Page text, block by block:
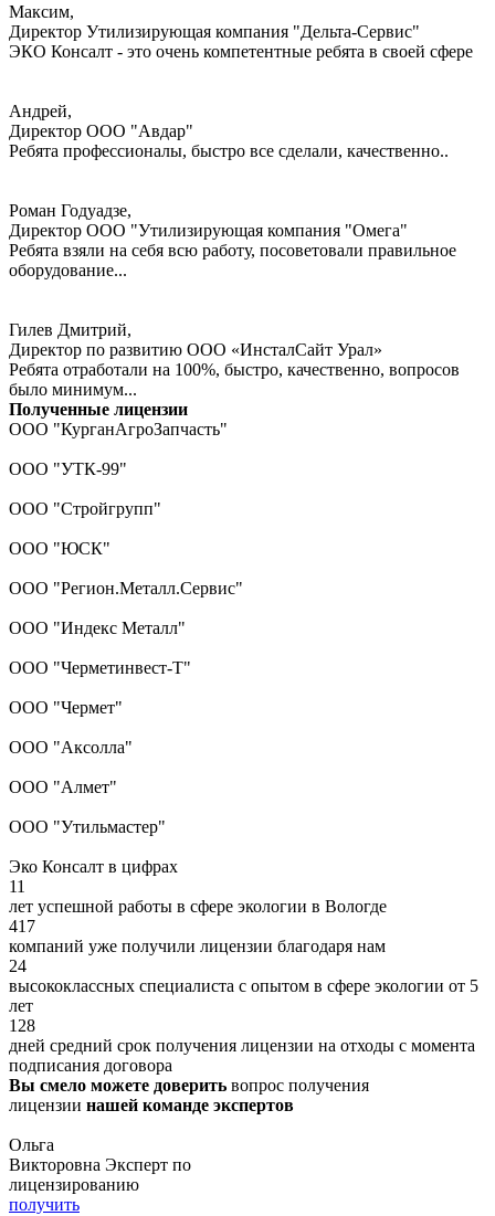
Максим,
Директор Утилизирующая компания "Дельта-Сервис"
ЭКО Консалт - это очень компетентные ребята в своей сфере
Андрей,
Директор ООО "Авдар"
Ребята профессионалы, быстро все сделали, качественно..
Роман Годуадзе,
Директор ООО "Утилизирующая компания "Омега"
Ребята взяли на себя всю работу, посоветовали правильное
оборудование...
Гилев Дмитрий,
Директор по развитию ООО «ИнсталСайт Урал»
Ребята отработали на 100%, быстро, качественно, вопросов
было минимум...
Полученные лицензии
ООО "КурганАгроЗапчасть"
ООО "УТК-99"
ООО "Стройгрупп"
ООО "ЮСК"
ООО "Регион.Металл.Сервис"
ООО "Индекс Металл"
ООО "Черметинвест-Т"
ООО "Чермет"
ООО "Аксолла"
ООО "Алмет"
ООО "Утильмастер"
Эко Консалт в цифрах
11
лет успешной работы в сфере экологии в Вологде
417
компаний уже получили лицензии благодаря нам
24
высококлассных специалиста с опытом в сфере экологии от 5
лет
128
дней средний срок получения лицензии на отходы с момента
подписания договора
Вы смело можете доверить вопрос получения
лицензии нашей команде экспертов
Ольга
Викторовна Эксперт по
лицензированию
получить